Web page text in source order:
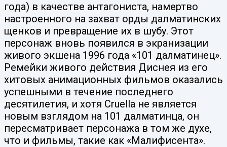
года) в качестве антагониста, намертво
настроенного на захват орды далматинских
щенков и превращение их в шубу. Этот
персонаж вновь появился в экранизации
живого экшена 1996 года «101 далматинец».
Ремейки живого действия Диснея из его
хитовых анимационных фильмов оказались
успешными в течение последнего
десятилетия, и хотя Cruella не является
новым взглядом на 101 далматинца, он
пересматривает персонажа в том же духе,
что и фильмы, такие как «Малифисента».